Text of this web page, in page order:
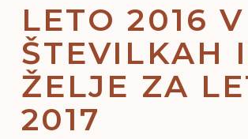
LETO 2016 V
ŠTEVILKAH
ŽELJE ZA
2017